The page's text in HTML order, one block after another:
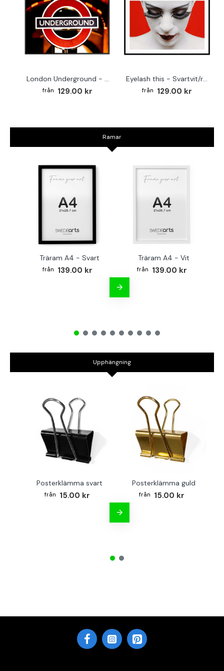
London Underground - Travel fashion poster
129.00 kr
Eyelash this - Svartvit/röd poster
129.00 kr
Ramar
Träram A4 - Svart
139.00 kr
Träram A4 - Vit
139.00 kr
Upphängning
Posterklämma svart
15.00 kr
Posterklämma guld
15.00 kr